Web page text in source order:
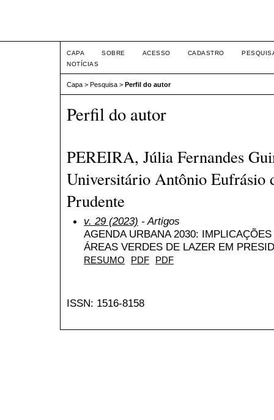
CAPA SOBRE ACESSO CADASTRO
NOTÍCIAS
Capa > Pesquisa > Perfil do autor
Perfil do autor
PEREIRA, Júlia Fernandes
Universitário Antônio Eufrásio
Prudente
v. 29 (2023) - Artigos
AGENDA URBANA 2030:
ÁREAS VERDES DE LAZER EM
RESUMO PDF PDF
ISSN: 1516-8158